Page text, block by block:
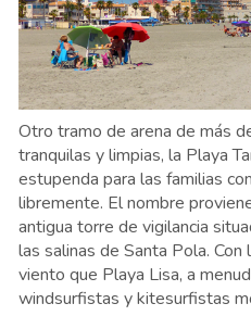
Otro tramo de arena de más
tranquilas y limpias, la Playa
estupenda para las familias
libremente. El nombre
antigua torre de vigilancia
las salinas de Santa Pola.
viento que Playa Lisa, a
windsurfistas y kitesurfistas